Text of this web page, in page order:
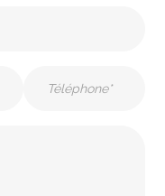
(Nécessaire)